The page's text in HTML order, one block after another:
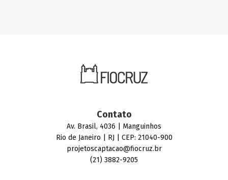
Contato
Av. Brasil, 4036 | Manguinhos
Rio de Janeiro | RJ | CEP: 21040-900
projetoscaptacao@fiocruz.br
(21) 3882-9205